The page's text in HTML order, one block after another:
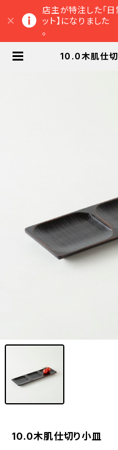
店主が特注した「日
ット】になりました
。
10.0木肌仕
10.0木肌仕切り小皿